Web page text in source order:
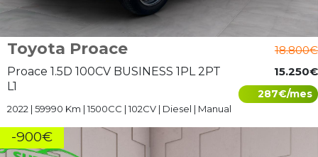
Toyota Proace
Proace 1.5D 100CV BUSINESS 1PL 2PT
L1
2022 | 59990 Km | 1500CC | 102CV | Diesel | Manual
18.800€
15.250€
287€/mes
-900€